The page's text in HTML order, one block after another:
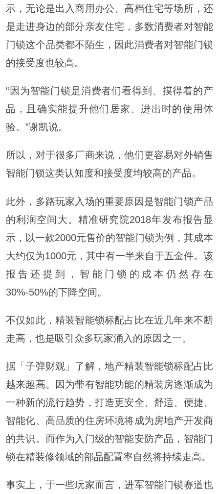
示，无论是出入商用办公、高档住宅等场所，还
是走进身边的部分亲友住宅，多数消费者对智能
门锁这个品类都不陌生，因此消费者对智能门锁
的接受度也较高。
“因为智能门锁是消费者们看得到、摸得着的产
品，且确实能提升他们居家、进出时的使用体
验。”谢凯说。
所以，对于很多厂商来说，他们更容易对外销售
智能门锁这类认知度和接受度均较高的产品。
此外，多路玩家入场的重要原因是智能门锁产品
的利润空间大。精准研究院2018年发布报告显
示，以一款2000元售价的智能门锁为例，其成本
大约仅为1000元，其中有一半来自于五金件。该
报告还提到，智能门锁的成本仍然存在
30%-50%的下降空间。
不仅如此，精装智能锁标配占比在近几年来不断
走高，也是吸引众多玩家涌入的原因之一。
据「子弹财观」了解，地产精装智能锁标配占比
越来越高。因为带有智能功能的精装房逐渐成为
一种新的流行趋势，打造更安全、舒适、便捷、
智能化、高品质的住房环境将成为房地产开发商
的共识。而作为入门级的智能安防产品，智能门
锁在精装修领域的部品配置率自然将持续走高。
事实上，于一些玩家而言，进军智能门锁赛道也